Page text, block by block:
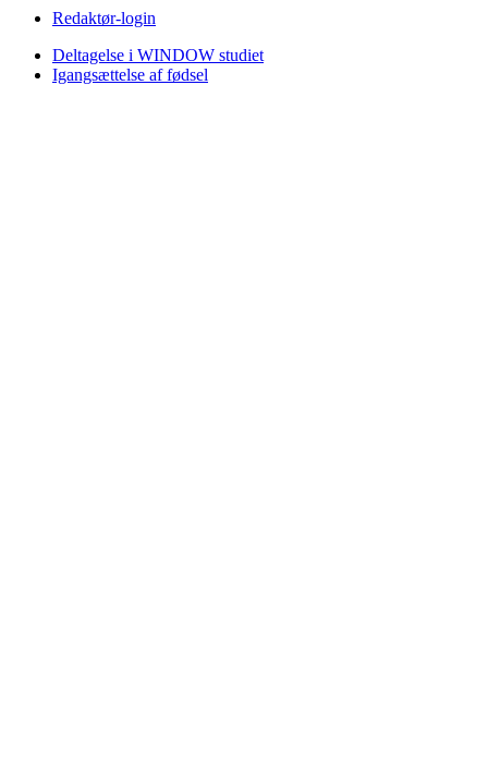
Redaktør-login
Deltagelse i WINDOW studiet
Igangsættelse af fødsel